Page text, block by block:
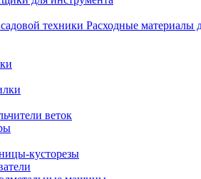
Расходные материалы
веток
кусторезы